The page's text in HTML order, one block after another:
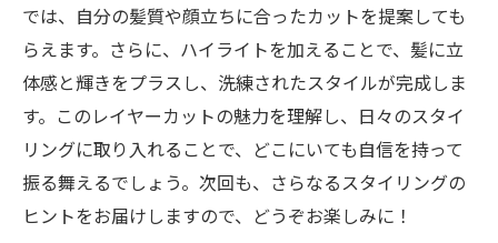
では、自分の髪質や顔立ちに合ったカットを提案しても
らえます。さらに、ハイライトを加えることで、髪に立
体感と輝きをプラスし、洗練されたスタイルが完成しま
す。このレイヤーカットの魅力を理解し、日々のスタイ
リングに取り入れることで、どこにいても自信を持って
振る舞えるでしょう。次回も、さらなるスタイリングの
ヒントをお届けしますので、どうぞお楽しみに！